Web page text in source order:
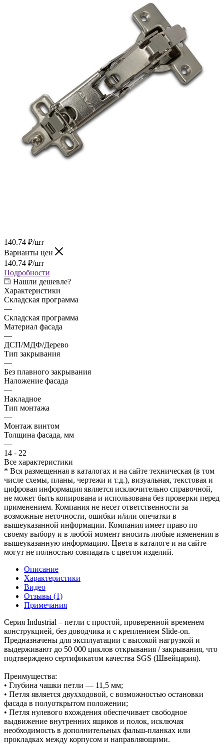
140.74 ₽/шт
Варианты цен
140.74 ₽/шт
Подробности
Нашли дешевле?
Характеристики
Складская программа
—
Складская программа
Материал фасада
—
ДСП/МДФ/Дерево
Тип закрывания
—
Без плавного закрывания
Наложение фасада
—
Накладное
Тип монтажа
—
Монтаж винтом
Толщина фасада, мм
—
14 - 22
Все характеристики
* Вся размещенная в каталогах и на сайте техническая (в том
числе схемы, планы, чертежи и т.д.), визуальная, текстовая и
цифровая информация является исключительно справочной,
не может быть копирована и использована без проверки перед
применением. Компания не несет ответственности за
возможные неточности, ошибки и/или опечатки в
вышеуказанной информации. Компания имеет право по
своему выбору и в любой момент вносить любые изменения в
вышеуказанную информацию. Цвета в каталоге и на сайте
могут не полностью совпадать с цветом изделий.
Описание
Характеристики
Видео
Отзывы (1)
Примечания
Серия Industrial – петли с простой, проверенной временем
конструкцией, без доводчика и с креплением Slide-on.
Предназначены для эксплуатации с высокой нагрузкой и
выдерживают до 50 000 циклов открывания / закрывания, что
подтверждено сертификатом качества SGS (Швейцария).
Преимущества:
• Глубина чашки петли — 11,5 мм;
• Петля является двухходовой, с возможностью остановки
фасада в полуоткрытом положении;
• Петля нулевого вхождения обеспечивает свободное
выдвижение внутренних ящиков и полок, исключая
необходимость в дополнительных фальш-планках или
прокладках между корпусом и направляющими.